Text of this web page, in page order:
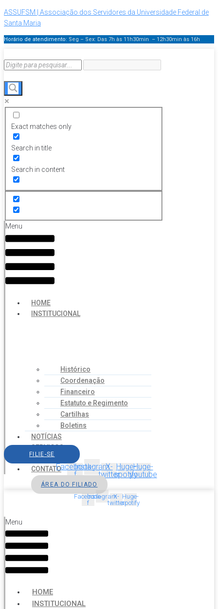
ASSUFSM | Associação dos Servidores da Universidade Federal de
Santa Maria
Horário de atendimento: Seg – Sex: Das 7h às 11h30min – 12h30min às 16h
Exact matches only
Search in title
Search in content
Menu
HOME
INSTITUCIONAL
Histórico
Coordenação
Financeiro
Estatuto e Regimento
Cartilhas
Boletins
NOTÍCIAS
SERVIÇOS
AGENDA
CONTATO
FILIE-SE
Facebook-
f
InstagramX-
twitter
Huge-
spotify
Huge-
youtube
ÁREA DO FILIADO
Facebook-
f
InstagramX-
twitter
Huge-
spotify
Menu
HOME
INSTITUCIONAL